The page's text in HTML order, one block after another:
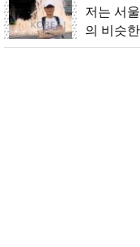
저는 서
의 비슷
본에 가